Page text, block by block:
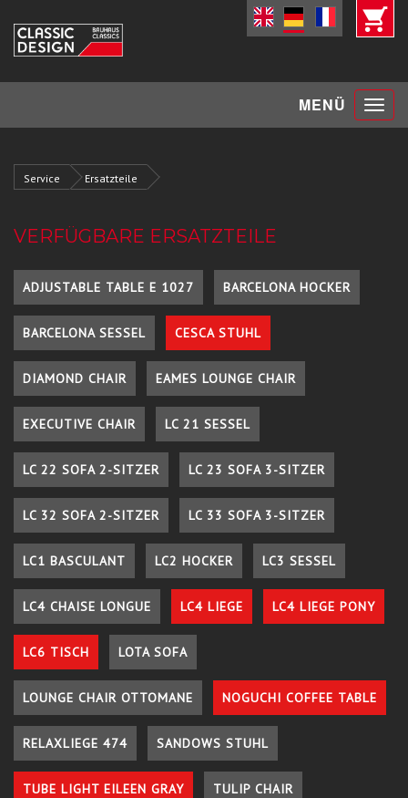
MENÜ Toggle
Service Ersatzteile
VERFÜGBARE ERSATZTEILE
ADJUSTABLE TABLE E 1027 BARCELONA HOCKER
BARCELONA SESSEL CESCA STUHL
DIAMOND CHAIR EAMES LOUNGE CHAIR
EXECUTIVE CHAIR LC 21 SESSEL
LC 22 SOFA 2-SITZER LC 23 SOFA 3-SITZER
LC 32 SOFA 2-SITZER LC 33 SOFA 3-SITZER
LC1 BASCULANT LC2 HOCKER LC3 SESSEL
LC4 CHAISE LONGUE LC4 LIEGE LC4 LIEGE PONY
LC6 TISCH LOTA SOFA
LOUNGE CHAIR OTTOMANE NOGUCHI COFFEE TABLE
RELAXLIEGE 474 SANDOWS STUHL
TUBE LIGHT EILEEN GRAY TULIP CHAIR